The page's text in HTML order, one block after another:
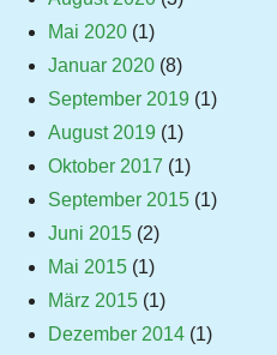
Mai 2020 (1)
Januar 2020 (8)
September 2019 (1)
August 2019 (1)
Oktober 2017 (1)
September 2015 (1)
Juni 2015 (2)
Mai 2015 (1)
März 2015 (1)
Dezember 2014 (1)